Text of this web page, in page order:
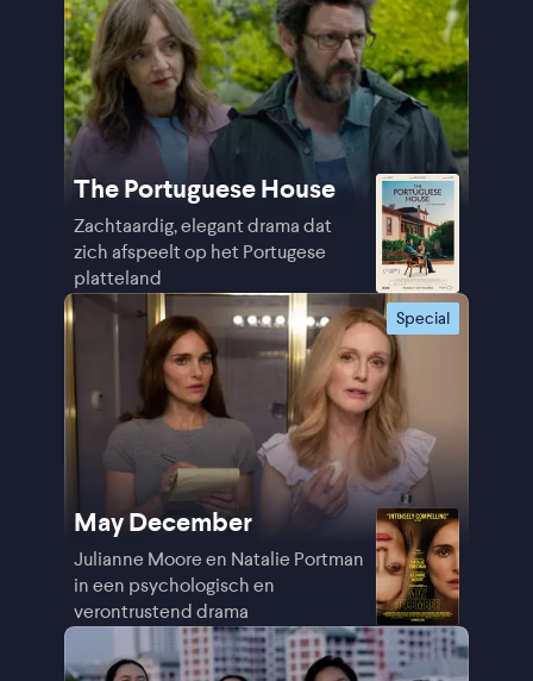
The Portuguese House
Zachtaardig, elegant drama dat
zich afspeelt op het Portugese
platteland
Special
May December
Julianne Moore en Natalie Portman
in een psychologisch en
verontrustend drama